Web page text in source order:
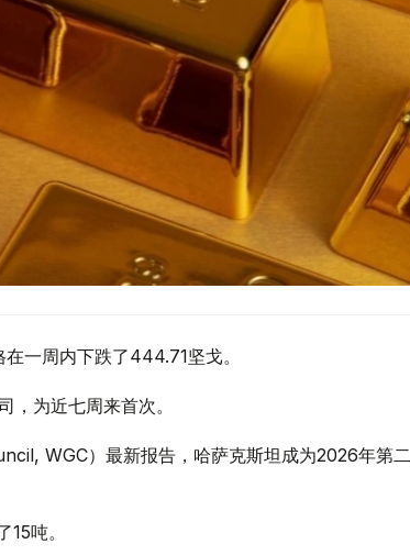
一周内下跌了444.71坚戈。
为近七周来首次。
WGC）最新报告，哈萨克斯坦成为2026年第二
吨。